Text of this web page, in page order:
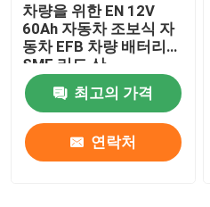
차량을 위한 EN 12V
60Ah 자동차 조보식 자
동차 EFB 차량 배터리
SMF 리드 산
최고의 가격
연락처